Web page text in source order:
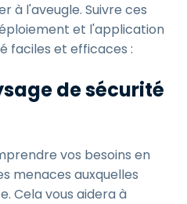
à l'aveugle. Suivre ces
et l'application
faciles et efficaces :
de sécurité
vos besoins en
menaces auxquelles
Cela vous aidera à